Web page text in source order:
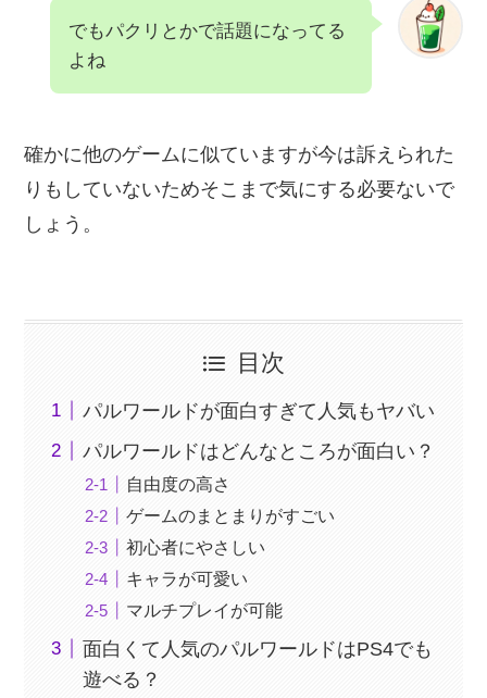
でもパクリとかで話題になってる
よね
確かに他のゲームに似ていますが今は訴えられた
りもしていないためそこまで気にする必要ないで
しょう。
目次
パルワールドが面白すぎて人気もヤバい
パルワールドはどんなところが面白い？
自由度の高さ
ゲームのまとまりがすごい
初心者にやさしい
キャラが可愛い
マルチプレイが可能
面白くて人気のパルワールドはPS4でも
遊べる？